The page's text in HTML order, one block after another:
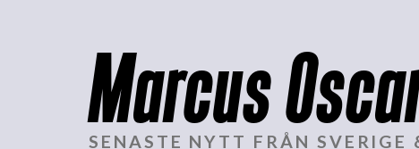
Marcus
SENASTE NYTT FRÅN SVERIGE